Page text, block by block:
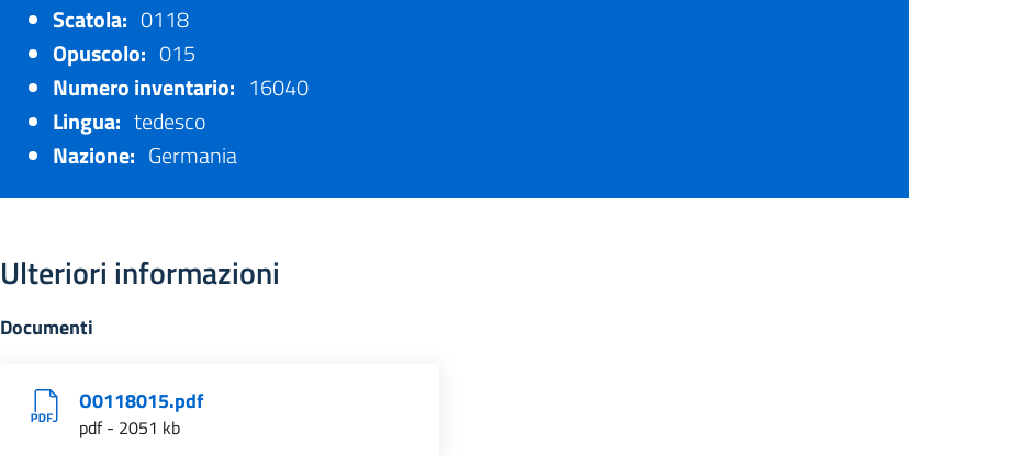
Scatola: 0118
Opuscolo: 015
Numero inventario: 16040
Lingua: tedesco
Nazione: Germania
Ulteriori informazioni
Documenti
O0118015.pdf
pdf - 2051 kb